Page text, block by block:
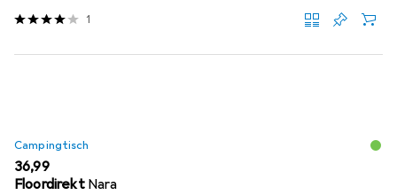
1
Campingtisch
EUR
36,99
Floordirekt Nara